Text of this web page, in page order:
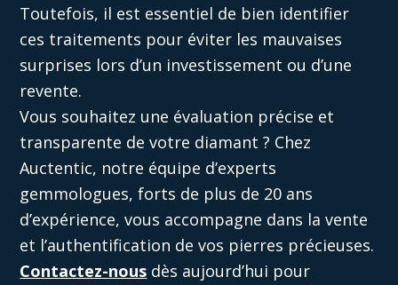
Toutefois, il est essentiel de bien identifier
ces traitements pour éviter les mauvaises
surprises lors d’un investissement ou d’une
revente.
Vous souhaitez une évaluation précise et
transparente de votre diamant ? Chez
Auctentic, notre équipe d’experts
gemmologues, forts de plus de 20 ans
d’expérience, vous accompagne dans la vente
et l’authentification de vos pierres précieuses.
Contactez-nous dès aujourd’hui pour